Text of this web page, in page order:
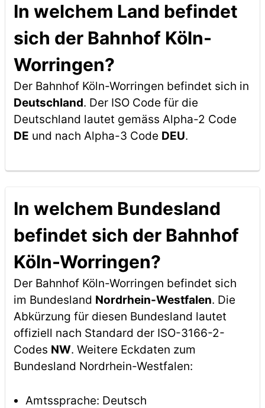
In welchem Land befindet
sich der Bahnhof Köln-
Worringen?
Der Bahnhof Köln-Worringen befindet sich in
Deutschland. Der ISO Code für die
Deutschland lautet gemäss Alpha-2 Code
DE und nach Alpha-3 Code DEU.
In welchem Bundesland
befindet sich der Bahnhof
Köln-Worringen?
Der Bahnhof Köln-Worringen befindet sich
im Bundesland Nordrhein-Westfalen. Die
Abkürzung für diesen Bundesland lautet
offiziell nach Standard der ISO-3166-2-
Codes NW. Weitere Eckdaten zum
Bundesland Nordrhein-Westfalen:
Amtssprache: Deutsch